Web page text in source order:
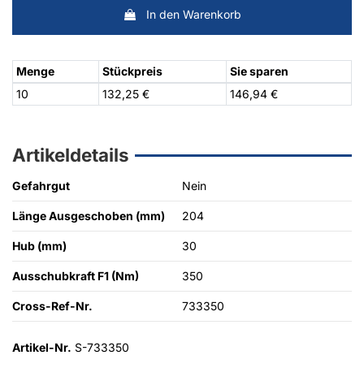
In den Warenkorb
Menge Stückpreis
Sie sparen
10
132,25 € 146,94 €
Artikeldetails
Gefahrgut Nein
Länge Ausgeschoben (mm) 204
Hub (mm) 30
Ausschubkraft F1 (Nm) 350
Cross-Ref-Nr. 733350
Artikel-Nr. S-733350